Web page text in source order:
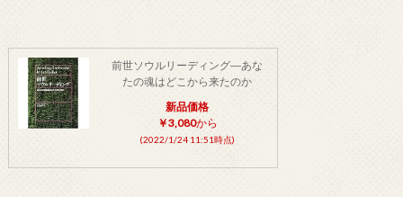
前世ソウルリーディング―あな
たの魂はどこから来たのか
新品価格
￥3,080から
(2022/1/24 11:51時点)